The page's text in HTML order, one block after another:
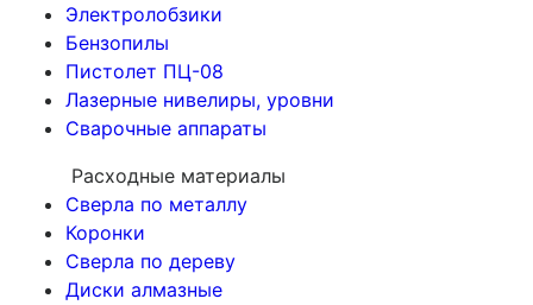
Электролобзики
Бензопилы
Пистолет ПЦ-08
Лазерные нивелиры, уровни
Сварочные аппараты
Расходные материалы
Сверла по металлу
Коронки
Сверла по дереву
Диски алмазные